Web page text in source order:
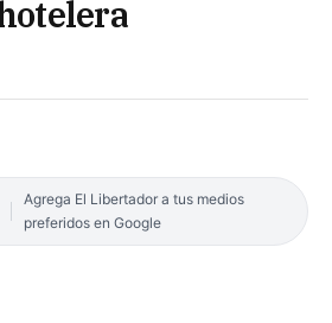
Agrega El Libertador a tus medios
preferidos en Google